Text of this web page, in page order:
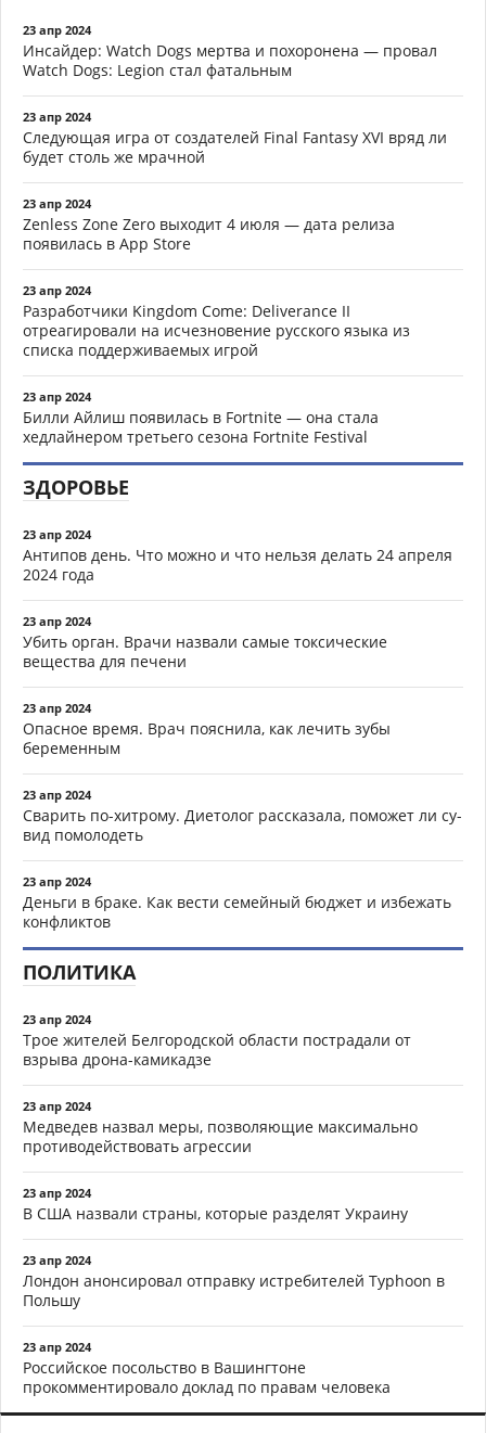
23 апр 2024
Инсайдер: Watch Dogs мертва и похоронена — провал
Watch Dogs: Legion стал фатальным
23 апр 2024
Следующая игра от создателей Final Fantasy XVI вряд ли
будет столь же мрачной
23 апр 2024
Zenless Zone Zero выходит 4 июля — дата релиза
появилась в App Store
23 апр 2024
Разработчики Kingdom Come: Deliverance II
отреагировали на исчезновение русского языка из
списка поддерживаемых игрой
23 апр 2024
Билли Айлиш появилась в Fortnite — она стала
хедлайнером третьего сезона Fortnite Festival
ЗДОРОВЬЕ
23 апр 2024
Антипов день. Что можно и что нельзя делать 24 апреля
2024 года
23 апр 2024
Убить орган. Врачи назвали самые токсические
вещества для печени
23 апр 2024
Опасное время. Врач пояснила, как лечить зубы
беременным
23 апр 2024
Сварить по-хитрому. Диетолог рассказала, поможет ли су-
вид помолодеть
23 апр 2024
Деньги в браке. Как вести семейный бюджет и избежать
конфликтов
ПОЛИТИКА
23 апр 2024
Трое жителей Белгородской области пострадали от
взрыва дрона-камикадзе
23 апр 2024
Медведев назвал меры, позволяющие максимально
противодействовать агрессии
23 апр 2024
В США назвали страны, которые разделят Украину
23 апр 2024
Лондон анонсировал отправку истребителей Typhoon в
Польшу
23 апр 2024
Российское посольство в Вашингтоне
прокомментировало доклад по правам человека